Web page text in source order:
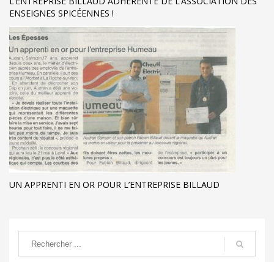
ENSEIGNES SPICÉENNES !
UN APPRENTI EN OR POUR L’ENTREPRISE BILLAUD